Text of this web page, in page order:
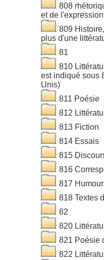
808
et de
809
plus d'une
81
810
est indiqué sous
Unis)
811 Poésie
812
813 Fiction
814 Essais
815
816
817
818 Textes
82
820
821 Poésie
822